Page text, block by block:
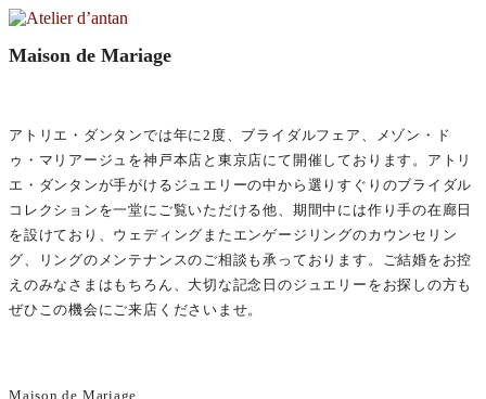
コ
テ
へ
ス
キ
Atelier d’antan
服など４つのブランドを手がけています。
Maison de Mariage
アトリエ・ダンタンでは年に2度、ブライダルフェア、メゾン・ド
ゥ・マリアージュを神戸本店と東京店にて開催しております。アトリ
エ・ダンタンが手がけるジュエリーの中から選りすぐりのブライダル
コレクションを一堂にご覧いただける他、期間中には作り手の在廊日
を設けており、ウェディングまたエンゲージリングのカウンセリン
グ、リングのメンテナンスのご相談も承っております。ご結婚をお控
えのみなさまはもちろん、大切な記念日のジュエリーをお探しの方も
ぜひこの機会にご来店くださいませ。
Maison de Mariage